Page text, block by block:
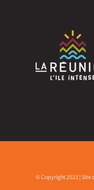
© Copyright 2023 | Site